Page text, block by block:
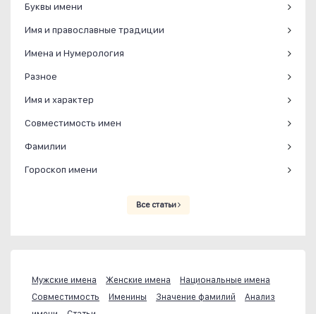
Буквы имени
Имя и православные традиции
Имена и Нумерология
Разное
Имя и характер
Совместимость имен
Фамилии
Гороскоп имени
Все статьи
Мужские имена Женские имена
Национальные имена
Совместимость
Именины Значение фамилий
Анализ